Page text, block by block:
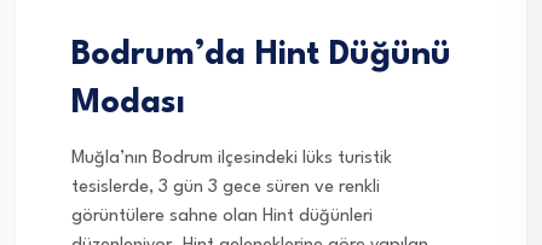
Bodrum’da Hint Düğünü
Modası
Muğla’nın Bodrum ilçesindeki lüks turistik
tesislerde, 3 gün 3 gece süren ve renkli
görüntülere sahne olan Hint düğünleri